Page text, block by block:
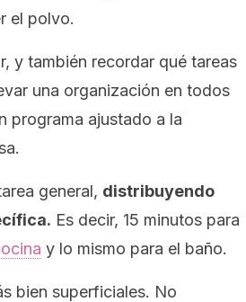
el polvo.
y también recordar qué tareas
una organización en todos
programa ajustado a la
general, distribuyendo
Es decir, 15 minutos para
y lo mismo para el baño.
bien superficiales. No